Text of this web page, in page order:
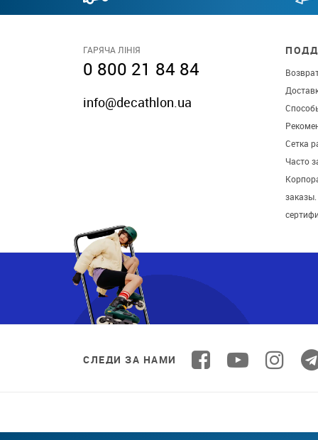
ГАРЯЧА ЛІНІЯ
0 800 21 84 84
info@decathlon.ua
Сетка
Часто
СЛЕДИ ЗА НАМИ